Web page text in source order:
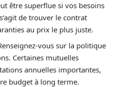
être superflue si vos besoins
de trouver le contrat
au prix le plus juste.
vous sur la politique
Certaines mutuelles
annuelles importantes,
budget à long terme.